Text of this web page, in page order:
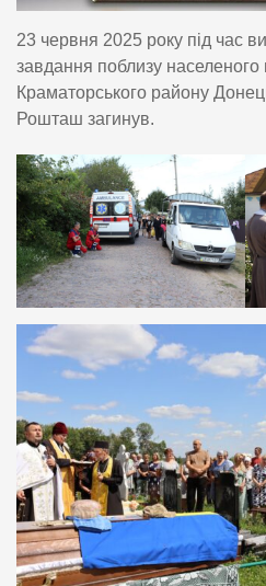
23 червня 2025 року під час
завдання поблизу населеного
Краматорського району
Рошташ загинув.